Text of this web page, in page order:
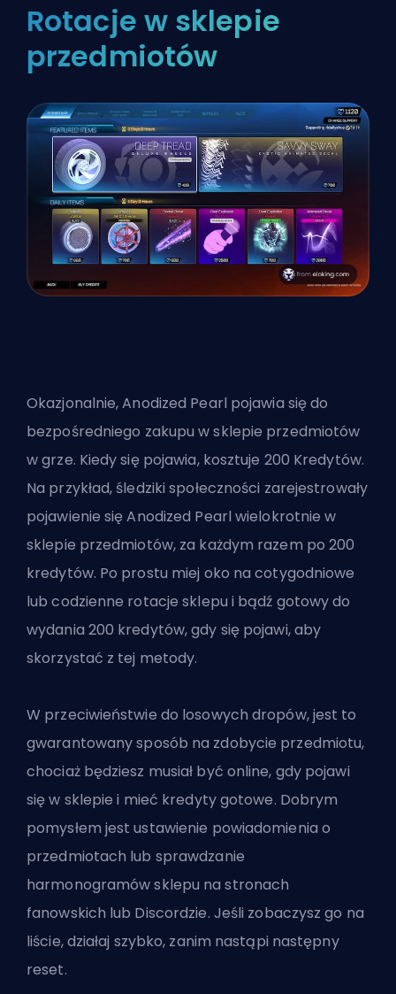
Rotacje w sklepie
przedmiotów
Okazjonalnie, Anodized Pearl pojawia się do
bezpośredniego zakupu w sklepie przedmiotów
w grze. Kiedy się pojawia, kosztuje 200 Kredytów.
Na przykład, śledziki społeczności zarejestrowały
pojawienie się Anodized Pearl wielokrotnie w
sklepie przedmiotów, za każdym razem po 200
kredytów. Po prostu miej oko na cotygodniowe
lub codzienne rotacje sklepu i bądź gotowy do
wydania 200 kredytów, gdy się pojawi, aby
skorzystać z tej metody.
W przeciwieństwie do losowych dropów, jest to
gwarantowany sposób na zdobycie przedmiotu,
chociaż będziesz musiał być online, gdy pojawi
się w sklepie i mieć kredyty gotowe. Dobrym
pomysłem jest ustawienie powiadomienia o
przedmiotach lub sprawdzanie
harmonogramów sklepu na stronach
fanowskich lub Discordzie. Jeśli zobaczysz go na
liście, działaj szybko, zanim nastąpi następny
reset.